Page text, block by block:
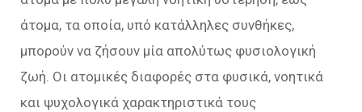
άτομα, τα οποία, υπό κατάλληλες συνθήκες,
μπορούν να ζήσουν μία απολύτως φυσιολογική
ζωή. Οι ατομικές διαφορές στα φυσικά, νοητικά
και ψυχολογικά χαρακτηριστικά τους